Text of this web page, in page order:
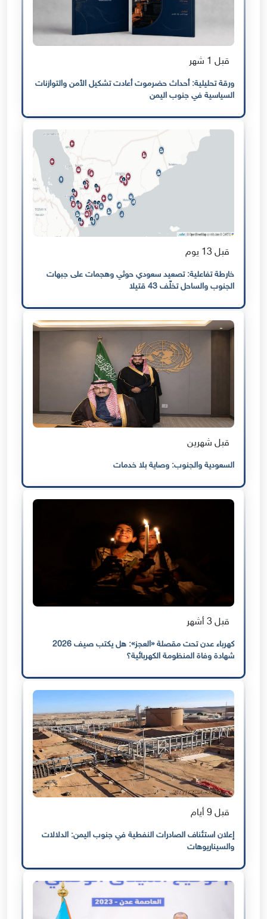
قبل 1 شهر
ورقة تحليلية: أحداث حضرموت أعادت تشكيل الأمن والتوازنات
السياسية في جنوب اليمن
قبل 13 يوم
خارطة تفاعلية: تصعيد سعودي حوثي وهجمات على جبهات
الجنوب والساحل تخلّف 43 قتيلا
قبل شهرين
السعودية والجنوب: وصاية بلا خدمات
قبل 3 أشهر
كهرباء عدن تحت مقصلة «العجز»: هل يكتب صيف 2026
شهادة وفاة المنظومة الكهربائية؟
قبل 9 أيام
إعلان استئناف الصادرات النفطية في جنوب اليمن: الدلالات
والسيناريوهات